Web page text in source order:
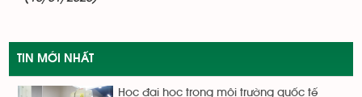
TIN MỚI NHẤT
Học đại học trong môi trường quốc tế